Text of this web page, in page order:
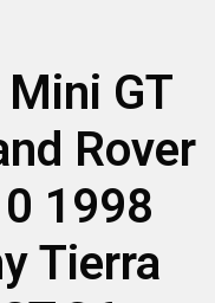
Mini GT
Rover
1998
Tierra